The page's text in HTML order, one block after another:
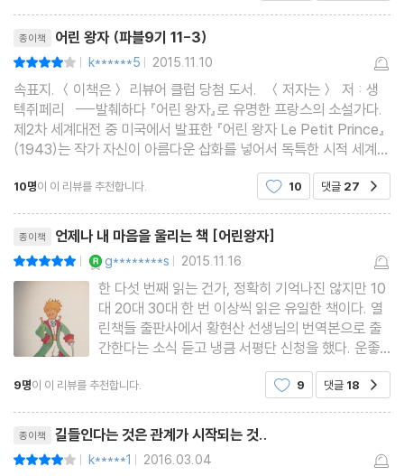
종이책 어린 왕자 (파블9기 11-3)
| k******5 | 2015.11.10
속표지. ＜이책은＞ 리뷰어 클럽 당첨 도서. ＜저자는＞ 저 : 생
텍쥐페리 ---발췌하다 『어린 왕자』로 유명한 프랑스의 소설가다.
제2차 세계대전 중 미국에서 발표한 『어린 왕자 Le Petit Prince』
(1943)는 작가 자신이 아름다운 삽화를 넣어서 독특한 시적 세계를
이루고 있으며 그를 오늘날까지 모든 이의 사랑을 받는 작가로 만들
었다. 그 밖에도 대표작『
10명이 이 리뷰를 추천합니다. 10 댓글 27
종이책 언제나 내 마음을 울리는 책 [어린왕자]
| g********s | 2015.11.16
한 다섯 번째 읽는 건가, 정확히 기억나진 않지만 10
대 20대 30대 한 번 이상씩 읽은 유일한 책이다. 열
린책들 출판사에서 황현산 선생님의 번역본으로 출
간한다는 소식 듣고 냉큼 서평단 신청을 했다. 운좋
게 책을 받을 수 있었다. 표지는 사화산 굴뚝(분화구)
을 청소 중인 어린왕자였다. 나의 머릿 속에 깊이 박
자 책의 표지
9명이 이 리뷰를 추천합니다. 9 댓글 18
종이책 길들인다는 것은 관계가 시작되는 것..
| k*****1 | 2016.03.04